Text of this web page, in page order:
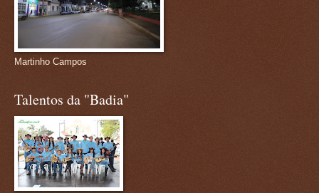
Martinho Campos
Talentos da "Badia"